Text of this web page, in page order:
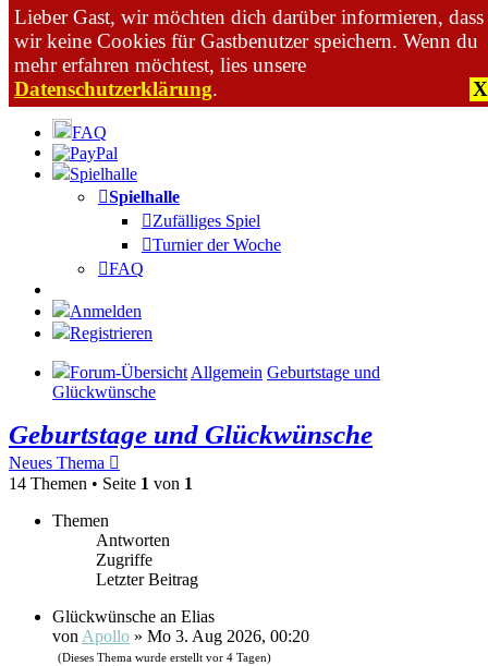
Lieber Gast, wir möchten dich darüber informieren, dass
wir keine Cookies für Gastbenutzer speichern. Wenn du
mehr erfahren möchtest, lies unsere
Datenschutzerklärung. X
Zum Inhalt
FAQ
Spielhalle
Spielhalle
Zufälliges Spiel
Turnier der Woche
FAQ
Anmelden
Registrieren
Forum-Übersicht Allgemein Geburtstage und
Glückwünsche
Geburtstage und Glückwünsche
Neues Thema
14 Themen • Seite 1 von 1
Themen
Antworten
Zugriffe
Letzter Beitrag
Glückwünsche an Elias
von Apollo » Mo 3. Aug 2026, 00:20
(Dieses Thema wurde erstellt vor 4 Tagen)